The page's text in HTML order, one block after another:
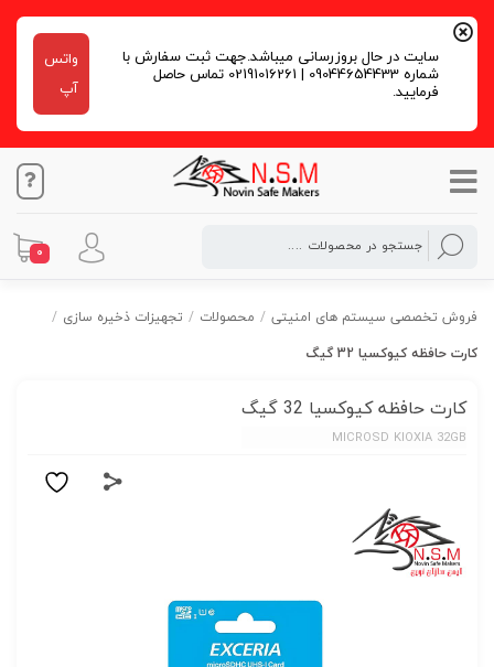
سایت در حال بروزرسانی میباشد.جهت ثبت سفارش با
شماره 09044654433 | 02191016261 تماس حاصل
فرمایید.
واتس
آپ
0
فروش تخصصی سیستم های امنیتی / محصولات / تجهیزات ذخیره سازی /
کارت حافظه کیوکسیا 32 گیگ
کارت حافظه کیوکسیا 32 گیگ
MICROSD KIOXIA 32GB